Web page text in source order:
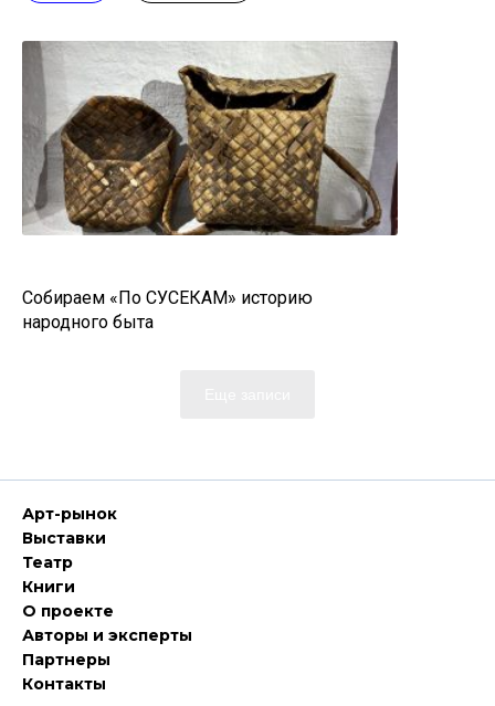
Собираем «По СУСЕКАМ» историю
народного быта
Арт-рынок
Выставки
Театр
Книги
О проекте
Авторы и эксперты
Партнеры
Контакты